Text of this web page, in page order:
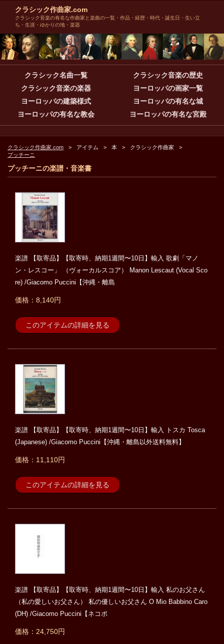
クラシック作曲家.com
クラシック音楽の有名な作曲家と楽曲の一覧・作品・経歴・時代・誕生日・生い立
ち・生涯・ゆかりの地・楽器
クラシック名曲一覧
クラシック音楽の歴史
クラシック音楽の楽器
ヨーロッパの画家一覧
ヨーロッパの建築様式
ヨーロッパの有名な城
ヨーロッパの有名な教会
ヨーロッパの有名な宮殿
クラシック作曲家.com アイテム 本
クラシック作曲家
プッチーニ
プッチーニの楽譜・音楽書
楽譜 【取寄品】【取寄時、納期1週間〜10日】輸入 歌劇「マノ
ン・レスコー」 （ヴォーカルスコア） Manon Lescaut (Vocal Sco
re) /Giacomo Puccini【沖縄・離島
価格：8,140円
このアイテムの詳細を見る
楽譜 【取寄品】【取寄時、納期1週間〜10日】輸入 トスカ Tosca
(Japanese) /Giacomo Puccini【沖縄・離島以外送料無料】
価格：11,110円
このアイテムの詳細を見る
楽譜 【取寄品】【取寄時、納期1週間〜10日】輸入 私のお父さん
（私の愛しいお父さん） 私の優しいお父さん O Mio Babbino Caro
(DH) /Giacomo Puccini【ネコポ
価格：24,750円